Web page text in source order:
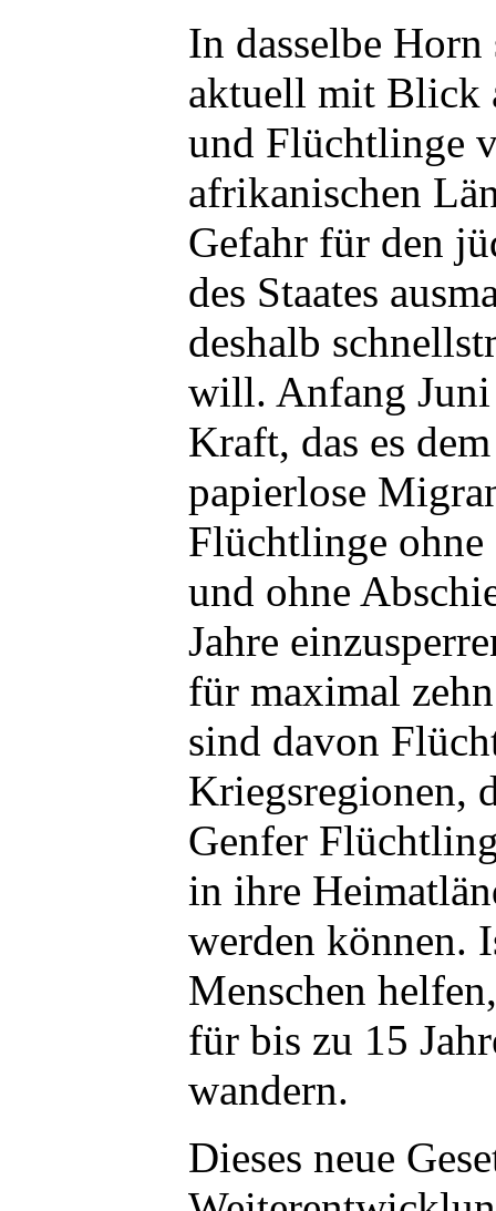
In dasselbe
aktuell mit Blick
und Flüchtlinge
afrikanischen
Gefahr für den
des Staates
deshalb
will. Anfang Juni
Kraft, das es
papierlose
Flüchtlinge
und ohne
Jahre
für maximal
sind davon
Kriegsregionen,
Genfer
in ihre
werden können.
Menschen
für bis zu 15
wandern.
Dieses neue